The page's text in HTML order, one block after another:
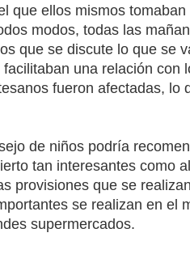
que ellos mismos
modos, todas las
que se discute lo que se
una relación con
fueron afectadas, lo
de niños podría
tan interesantes como
provisiones que se
se realizan en el
supermercados.